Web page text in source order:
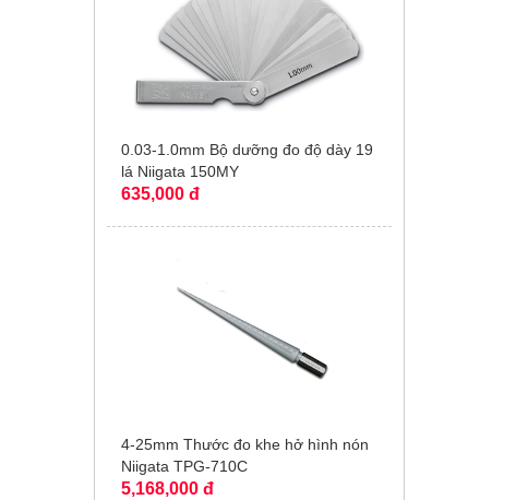
0.03-1.0mm Bộ dưỡng đo độ dày 19
lá Niigata 150MY
635,000 đ
4-25mm Thước đo khe hở hình nón
Niigata TPG-710C
5,168,000 đ